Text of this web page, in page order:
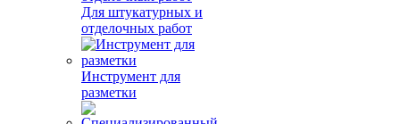
Для штукатурных и
отделочных работ
Инструмент для
разметки